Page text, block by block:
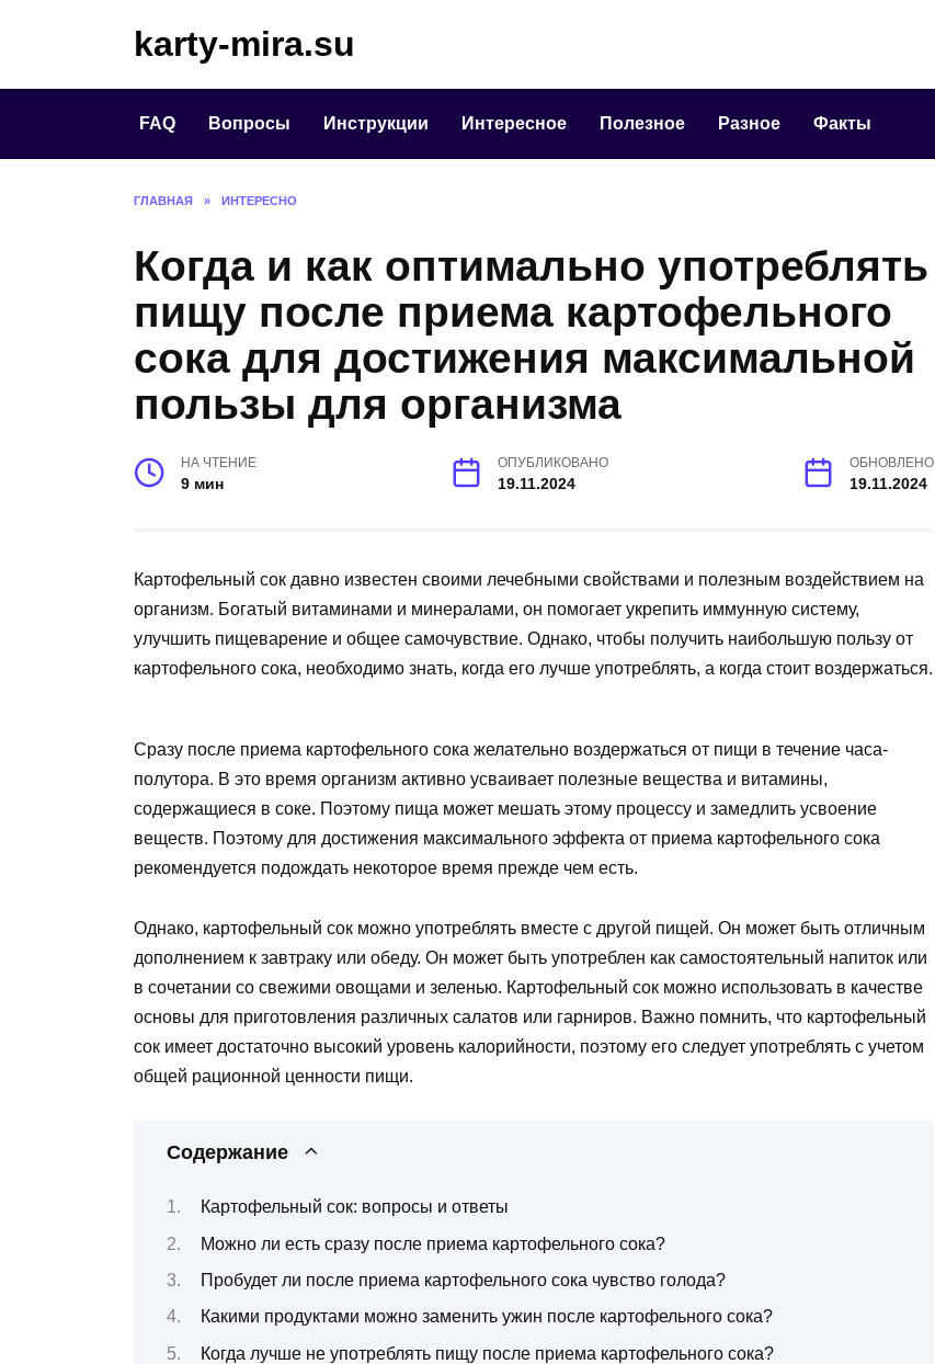
karty-mira.su
FAQ Вопросы Инструкции Интересное Полезное Разное Факты
ГЛАВНАЯ » ИНТЕРЕСНО
Когда и как оптимально употреблять
пищу после приема картофельного
сока для достижения максимальной
пользы для организма
НА ЧТЕНИЕ
9 мин
ОПУБЛИКОВАНО
19.11.2024
ОБНОВЛЕНО
19.11.2024
Картофельный сок давно известен своими лечебными свойствами и полезным воздействием на
организм. Богатый витаминами и минералами, он помогает укрепить иммунную систему,
улучшить пищеварение и общее самочувствие. Однако, чтобы получить наибольшую пользу от
картофельного сока, необходимо знать, когда его лучше употреблять, а когда стоит воздержаться.
Сразу после приема картофельного сока желательно воздержаться от пищи в течение часа-
полутора. В это время организм активно усваивает полезные вещества и витамины,
содержащиеся в соке. Поэтому пища может мешать этому процессу и замедлить усвоение
веществ. Поэтому для достижения максимального эффекта от приема картофельного сока
рекомендуется подождать некоторое время прежде чем есть.
Однако, картофельный сок можно употреблять вместе с другой пищей. Он может быть отличным
дополнением к завтраку или обеду. Он может быть употреблен как самостоятельный напиток или
в сочетании со свежими овощами и зеленью. Картофельный сок можно использовать в качестве
основы для приготовления различных салатов или гарниров. Важно помнить, что картофельный
сок имеет достаточно высокий уровень калорийности, поэтому его следует употреблять с учетом
общей рационной ценности пищи.
Содержание
Картофельный сок: вопросы и ответы
Можно ли есть сразу после приема картофельного сока?
Пробудет ли после приема картофельного сока чувство голода?
Какими продуктами можно заменить ужин после картофельного сока?
Когда лучше не употреблять пищу после приема картофельного сока?